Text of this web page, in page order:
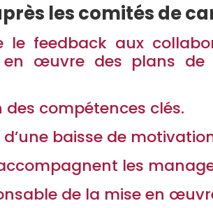
les comités de
le feedback aux
œuvre des plans de
compétences clés.
baisse de
les
de la mise en